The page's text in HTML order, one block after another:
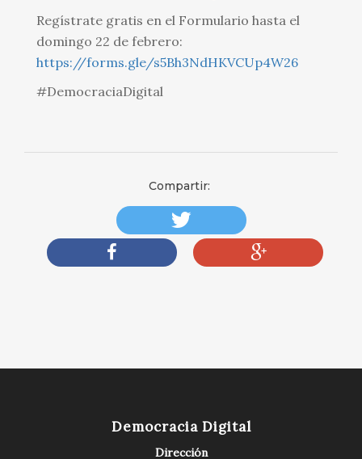
Regístrate gratis en el Formulario hasta el
domingo 22 de febrero:
https://forms.gle/s5Bh3NdHKVCUp4W26
#DemocraciaDigital
Compartir:
Democracia Digital
Dirección